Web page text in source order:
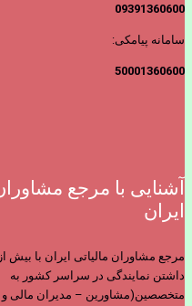
09391360600
سامانه پیامکی:
50001360600
آشنایی با مرجع
ایران
داشتن نمایندگی در سراسر کشور به
متخصصین(مشاورین – مدیران مالی و